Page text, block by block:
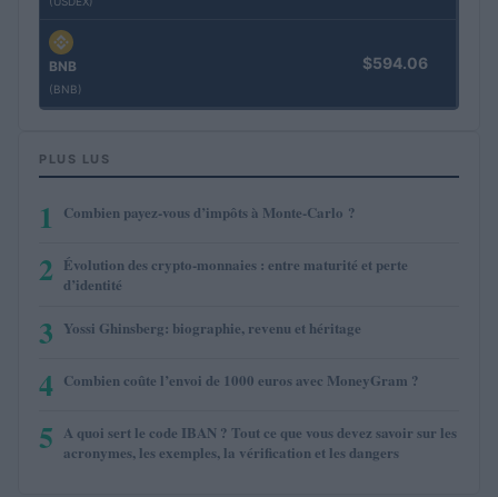
BNB
(BNB)
$594.06
PLUS LUS
1 Combien payez-vous d’impôts à Monte-Carlo ?
2 Évolution des crypto-monnaies : entre maturité et perte
d’identité
3 Yossi Ghinsberg: biographie, revenu et héritage
4 Combien coûte l’envoi de 1000 euros avec MoneyGram ?
5 A quoi sert le code IBAN ? Tout ce que vous devez savoir sur les
acronymes, les exemples, la vérification et les dangers